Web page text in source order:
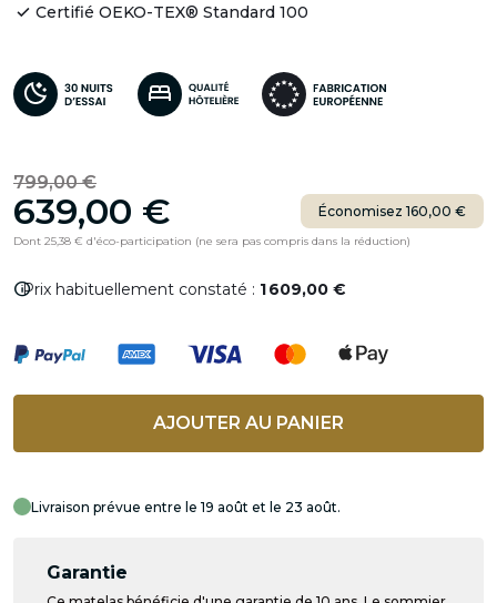
Certifié OEKO-TEX® Standard 100
799,00 €
639,00 € Économisez 160,00 €
Dont 25,38 € d'éco-participation (ne sera pas compris dans la réduction)
infoPrix habituellement constaté : 1 609,00 €
AJOUTER AU PANIER
Livraison prévue entre le 19 août et le 23 août.
Garantie